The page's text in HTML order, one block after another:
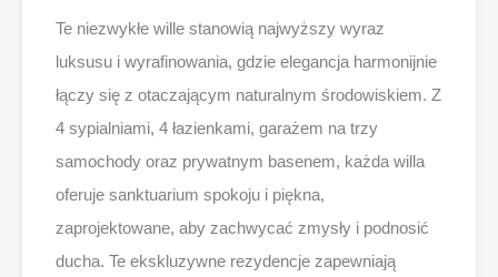
Te niezwykłe wille stanowią najwyższy wyraz
luksusu i wyrafinowania, gdzie elegancja harmonijnie
łączy się z otaczającym naturalnym środowiskiem. Z
4 sypialniami, 4 łazienkami, garażem na trzy
samochody oraz prywatnym basenem, każda willa
oferuje sanktuarium spokoju i piękna,
zaprojektowane, aby zachwycać zmysły i podnosić
ducha. Te ekskluzywne rezydencje zapewniają